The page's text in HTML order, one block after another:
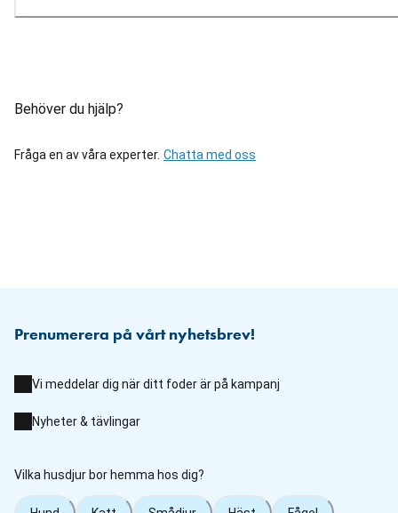
Behöver du hjälp?
Fråga en av våra experter. Chatta med oss
Prenumerera på vårt nyhetsbrev!
Vi meddelar dig när ditt foder är på kampanj
Nyheter & tävlingar
Vilka husdjur bor hemma hos dig?